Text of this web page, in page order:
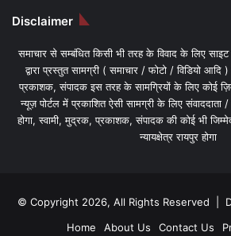
Disclaimer
समाचार से सम्बंधित किसी भी तरह के विवाद के लिए
द्वारा प्रस्तुत सामग्री ( समाचार / फोटो / विडियो आदि
प्रकाशक, संपादक इस तरह के सामग्रियों के लिए कोई
न्यूज़ पोर्टल में प्रकाशित ऐसी सामग्री के लिए संवाददाता
होगा, स्वामी, मुद्रक, प्रकाशक, संपादक की कोई भी
न्यायक्षेत्र रायपुर होगा
© Copyright 2026, All Rights Reserved |
Home
About Us Contact Us